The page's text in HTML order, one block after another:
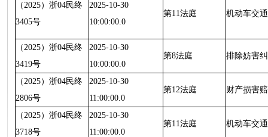
（2025）浙04民终
3405号
2025-10-30
10:00:00.0
第11法庭 机动车交
（2025）浙04民终
3419号
2025-10-30
10:00:00.0
第8法庭 排除妨害
（2025）浙04民终
2806号
2025-10-30
11:00:00.0
第12法庭 财产损害
（2025）浙04民终
3718号
2025-10-30
11:00:00.0
第11法庭 机动车交